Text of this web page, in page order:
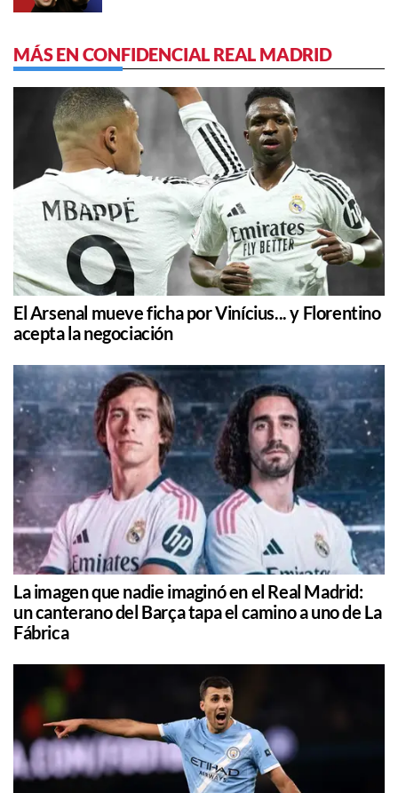
MÁS EN CONFIDENCIAL REAL MADRID
El Arsenal mueve ficha por Vinícius... y Florentino
acepta la negociación
La imagen que nadie imaginó en el Real Madrid:
un canterano del Barça tapa el camino a uno de La
Fábrica